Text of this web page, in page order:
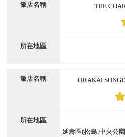
THE
ORAKAI
延壽區(松島:中央公